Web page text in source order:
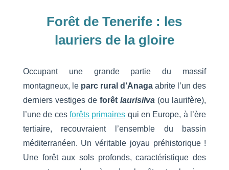
Forêt de Tenerife : les
lauriers de la gloire
Occupant une grande partie du massif
montagneux, le parc rural d’Anaga abrite l’un des
derniers vestiges de forêtlaurisilva (ou laurifère),
l’une de ces forêts primaires qui en Europe, à l’ère
tertiaire, recouvraient l’ensemble du bassin
méditerranéen. Un véritable joyau préhistorique !
Une forêt aux sols profonds, caractéristique des